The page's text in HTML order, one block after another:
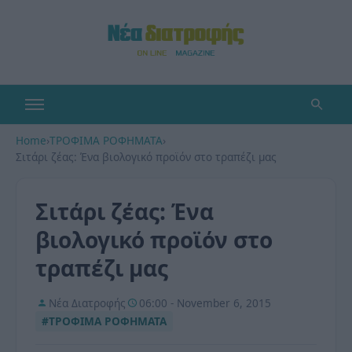
Home›ΤΡΟΦΙΜΑ ΡΟΦΗΜΑΤΑ›
Σιτάρι ζέας: Ένα βιολογικό προϊόν στο τραπέζι μας
Σιτάρι ζέας: Ένα
βιολογικό προϊόν στο
τραπέζι μας
Νέα Διατροφής
06:00 - November 6, 2015
#ΤΡΟΦΙΜΑ ΡΟΦΗΜΑΤΑ